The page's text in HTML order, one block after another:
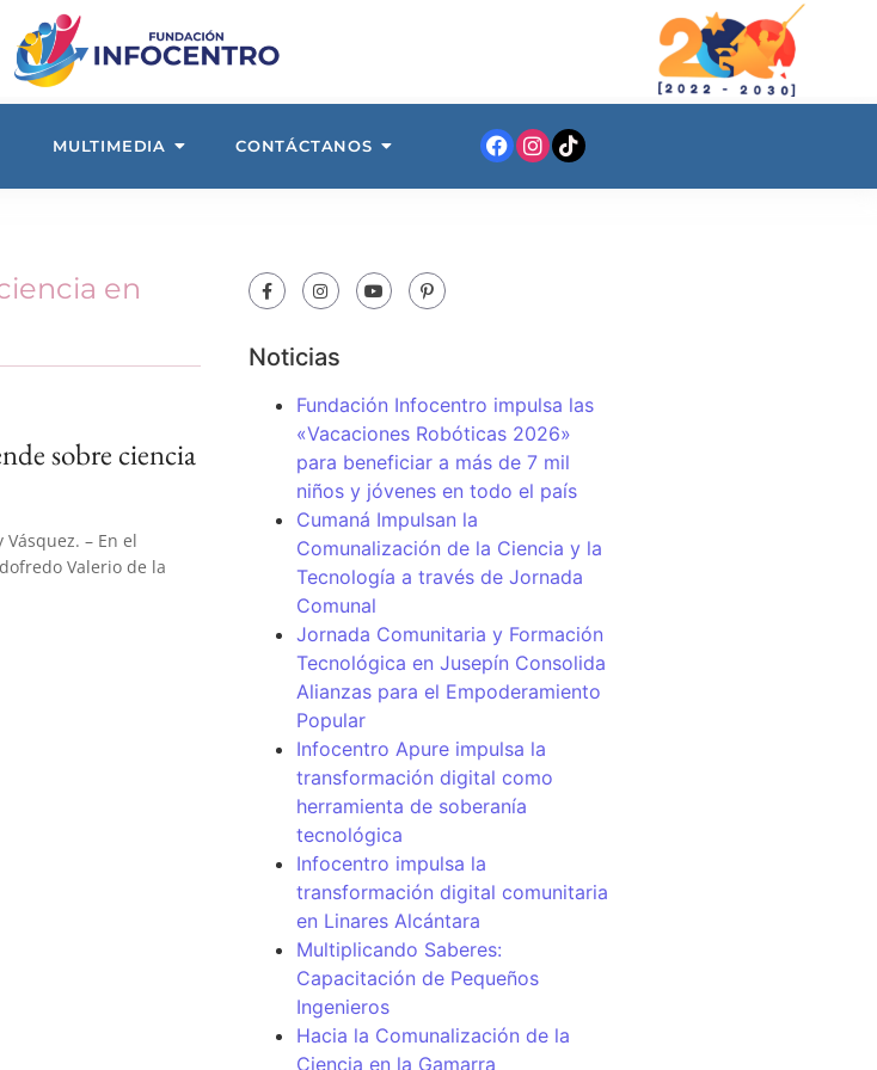
MULTIMEDIA CONTÁCTANOS
en
sobre ciencia
– En el
Valerio de la
Noticias
Fundación Infocentro impulsa las
«Vacaciones Robóticas 2026»
para beneficiar a más de 7 mil
niños y jóvenes en todo el país
Cumaná Impulsan la
Comunalización de la Ciencia y la
Tecnología a través de Jornada
Comunal
Jornada Comunitaria y Formación
Tecnológica en Jusepín Consolida
Alianzas para el Empoderamiento
Popular
Infocentro Apure impulsa la
transformación digital como
herramienta de soberanía
tecnológica
Infocentro impulsa la
transformación digital comunitaria
en Linares Alcántara
Multiplicando Saberes:
Capacitación de Pequeños
Ingenieros
Hacia la Comunalización de la
Ciencia en la Gamarra